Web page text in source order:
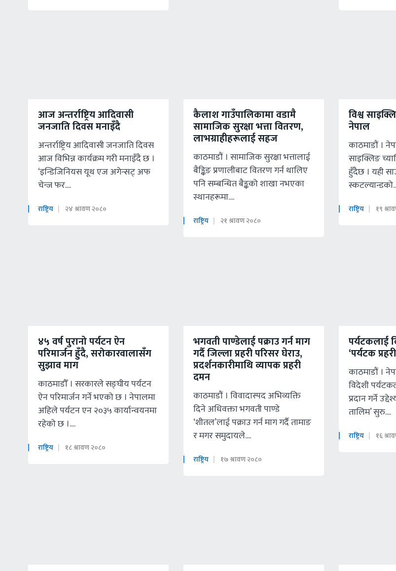
आज अन्तर्राष्ट्रिय आदिवासी
जनजाति दिवस मनाइँदै
अन्तर्राष्ट्रिय आदिवासी जनजाति दिवस
आज विभिन्न कार्यक्रम गरी मनाइँदै छ ।
‘इन्डिजिनियस यूथ एज अगेन्सट् अफ
चेन्ज फर....
राष्ट्रिय २४ श्रावण २०८०
कैलाश गाउँपालिकामा वडामै
सामाजिक सुरक्षा भत्ता वितरण,
लाभग्राहीहरूलाई सहज
काठमाडाैं । सामाजिक सुरक्षा भत्तालाई
बैङ्किङ प्रणालीबाट वितरण गर्न थालिए
पनि सम्बन्धित बैङ्कको शाखा नभएका
स्थानहरूमा....
राष्ट्रिय २१ श्रावण २०८०
विश्व
नेपाल
काठमाडाैं ।
साइक्लिङ
हुँदैछ । यही
राष्ट्रिय १९
४५ वर्ष पुरानो पर्यटन ऐन
परिमार्जन हुँदै, सरोकारवालासँग
सुझाव माग
काठमाडौँ । सरकारले सङ्घीय पर्यटन
ऐन परिमार्जन गर्ने भएको छ । नेपालमा
अहिले पर्यटन एन २०३५ कार्यान्वयनमा
रहेको छ ।....
राष्ट्रिय १८ श्रावण २०८०
भगवती पाण्डेलाई पक्राउ गर्न माग
गर्दै जिल्ला प्रहरी परिसर घेराउ,
प्रदर्शनकारीमाथि व्यापक प्रहरी
दमन
काठमाडौं । विवादास्पद अभिव्यक्ति
दिने अधिवक्ता भगवती पाण्डे
‘शीतल’लाई पक्राउ गर्न माग गर्दै तामाङ
र मगर समुदायले....
राष्ट्रिय १७ श्रावण २०८०
पर्यटकलाई
‘पर्यटक
काठमाडौं ।
विदेशी
प्रदान गर्ने
तालिम’ सुरु....
राष्ट्रिय १६